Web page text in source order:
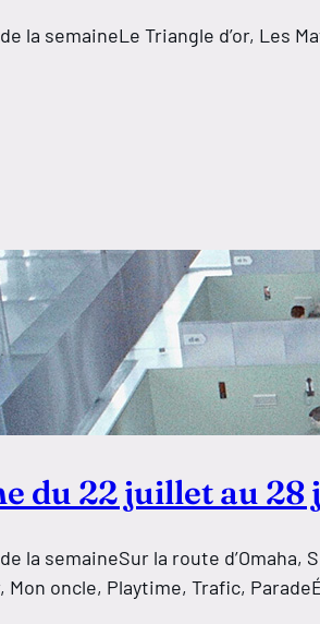
la semaineLe Triangle d’or, Les
du 22 juillet au
la semaineSur la route
Mon oncle, Playtime, Trafic,